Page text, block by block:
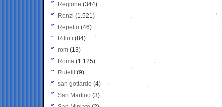
Regione (344)
Renzi (1.521)
Repetto (46)
Rifiuti (84)
rom (13)
Roma (1.125)
Rutelli (9)
san gottardo (4)
San Martino (3)